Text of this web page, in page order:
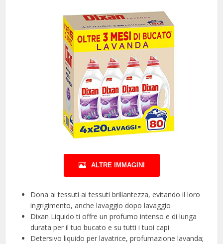
ALTRE IMMAGINI
Dona ai tessuti ai tessuti brillantezza, evitando il loro
ingrigimento, anche lavaggio dopo lavaggio
Dixan Liquido ti offre un profumo intenso e di lunga
durata per il tuo bucato e su tutti i tuoi capi
Detersivo liquido per lavatrice, profumazione lavanda;